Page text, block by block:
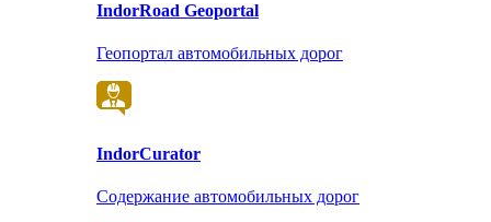
IndorRoad Geoportal
Геопортал автомобильных дорог
IndorCurator
Содержание автомобильных дорог